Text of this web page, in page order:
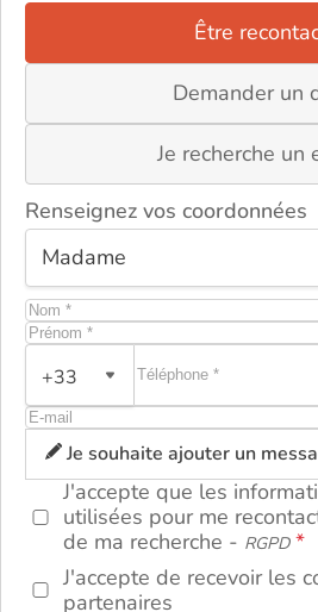
Être
Demander un
Je recherche un
Renseignez vos coordonnées
+33
Je souhaite ajouter un
J'accepte que les
utilisées pour me
de ma recherche - RGPD
J'accepte de recevoir les
partenaires
ou